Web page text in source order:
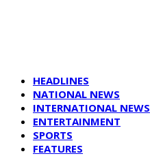
HEADLINES
NATIONAL NEWS
INTERNATIONAL NEWS
ENTERTAINMENT
SPORTS
FEATURES